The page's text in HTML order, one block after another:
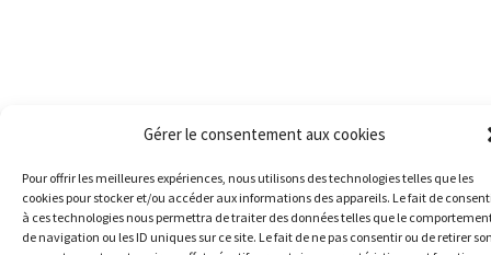
Gérer le consentement aux cookies
Pour offrir les meilleures expériences, nous utilisons des technologies telles que les
cookies pour stocker et/ou accéder aux informations des appareils. Le fait de
à ces technologies nous permettra de traiter des données telles que le
de navigation ou les ID uniques sur ce site. Le fait de ne pas consentir ou de retirer